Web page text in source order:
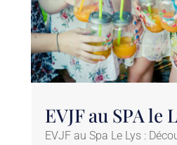
EVJF au SPA le
EVJF au Spa Le Lys :